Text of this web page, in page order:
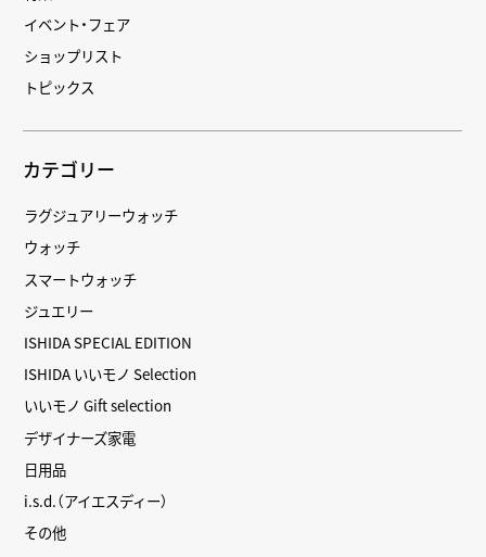
イベント・フェア
ショップリスト
トピックス
カテゴリー
ラグジュアリーウォッチ
ウォッチ
スマートウォッチ
ジュエリー
ISHIDA SPECIAL EDITION
ISHIDA いいモノ Selection
いいモノ Gift selection
デザイナーズ家電
日用品
i.s.d.（アイエスディー）
その他